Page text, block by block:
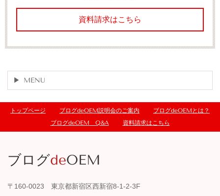
資料請求はこちら
MENU
トップページ ブログdeOEM説明会のご案内
ブログdeOEMとは？
ブログdeOEM Q&A
資料請求はこちら
ブログdeOEM
〒160-0023 東京都新宿区西新宿8-1-2-3F